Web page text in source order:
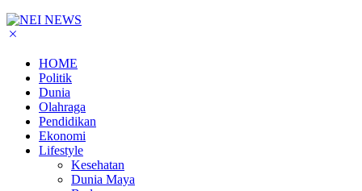
HOME
Politik
Dunia
Olahraga
Pendidikan
Ekonomi
Lifestyle
Kesehatan
Dunia Maya